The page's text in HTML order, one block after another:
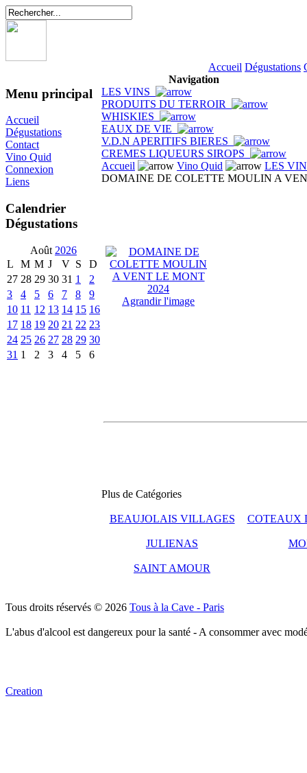
Accueil Dégustations
Menu principal
Accueil
Dégustations
Contact
Vino Quid
Connexion
Liens
Calendrier
Dégustations
Août 2026
L
M M J V S
D
27 28 29 30 31 1
2
3
4 5 6 7 8
9
10 11 12 13 14 15 16
17 18 19 20 21 22 23
24 25 26 27 28 29 30
31 1 2 3 4 5 6
Navigation
LES VINS
PRODUITS DU TERROIR
WHISKIES
EAUX DE VIE
V.D.N APERITIFS BIERES
CREMES LIQUEURS SIROPS
Accueil
Vino Quid
LES
DOMAINE DE COLETTE MOULIN A
Agrandir l'image
Plus de Catégories
BEAUJOLAIS VILLAGES COTEAUX
JULIENAS
SAINT AMOUR
Tous droits réservés © 2026 Tous à la Cave - Paris
L'abus d'alcool est dangereux pour la santé - A consommer avec
Creation